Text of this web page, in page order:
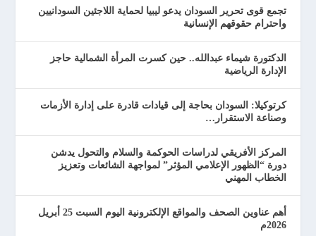
تجمع قوى تحرير السودان يدعو ليبيا لحماية اللاجئين السودانيين
واحترام حقوقهم الإنسانية
الدكتورة شيماء عبدالله.. حين كسرت المرأة الشمالية حاجز
الإدارة الرياضية
كرتوكيلا: السودان بحاجة إلى قيادات قادرة على إدارة الأزمات
وصناعة الاستقرار…
المركز الأفريقي لدراسات الحوكمة والسلام والتحول يدشن
دورة “الظهور الإعلامي المؤثر” لمواجهة الشائعات وتعزيز
الخطاب المهني
أهم عناوين الصحف والمواقع الإلكترونية اليوم السبت 25 أبريل
2026م